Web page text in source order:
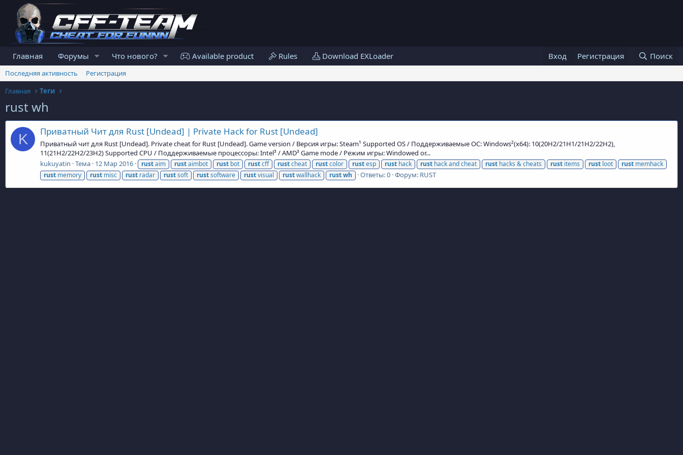
Главная Форумы Что нового? Available product Rules Download EXLoader Вход Регистрация Поиск
Последняя активность
Регистрация
Главная
Теги
rust wh
K Приватный Чит для Rust [Undead] | Private Hack for Rust [Undead]
Приватный чит для Rust [Undead]. Private cheat for Rust [Undead]. Game version / Версия игры: Steam¹ Supported OS / Поддерживаемые ОС: Windows²(x64): 10(20H2/21H1/21H2/22H2),
11(21H2/22H2/23H2) Supported CPU / Поддерживаемые процессоры: Intel³ / AMD³ Game mode / Режим игры: Windowed or...
kukuyatin Тема 12 Мар 2016 rustaim rustaimbot rust bot rustcff rustcheat rustcolor rustesp rust hack rust hack and cheat rust hacks & cheats rust items rust loot rust memhack
rust memory rust misc rust radar rustsoft rustsoftware rustvisual rustwallhack rustwh Ответы: 0 Форум: RUST